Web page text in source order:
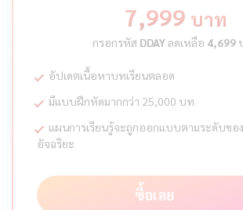
7,999 บาท
กรอกรหัส DDAYลดเหลือ 4,699
อัปเดตเนื้อหาบทเรียนตลอด
มีแบบฝึกหัดมากกว่า 25,000 บท
แผนการเรียนรู้จะถูกออกแบบตามระดับของ
อัจฉริยะ
ซื้อเลย